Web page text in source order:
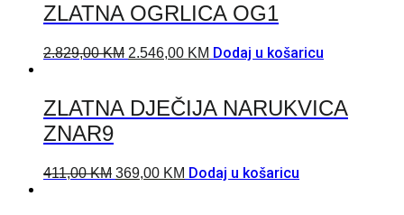
ZLATNA OGRLICA OG1
2.829,00KM 2.546,00 KM Dodaj u košaricu
ZLATNA DJEČIJA NARUKVICA
ZNAR9
411,00KM 369,00 KM Dodaj u košaricu